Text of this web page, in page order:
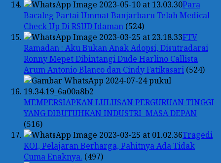
Para
Bacaleg Partai Ummat Banjarbaru Telah Medical
Check Up Di RSUD Idaman (524)
FTV
Ramadan : Aku Bukan Anak Adopsi, Disutradarai
Ronny Mepet Dibintangi Dude Harlino Callista
Arum Antonio Blanco dan Cindy Fatikasari (524)
MEMPERSIAPKAN LULUSAN PERGURUAN TINGGI
YANG DIBUTUHKAN INDUSTRI MASA DEPAN
(516)
Tragedi
KOI, Pelajaran Berharga, Pahitnya Ada Tidak
Cuma Enaknya. (497)